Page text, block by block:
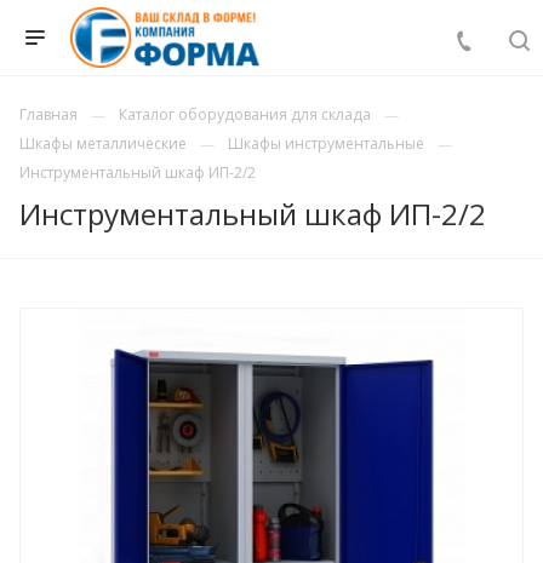
Главная
Каталог оборудования для склада
Шкафы металлические
Шкафы инструментальные
Инструментальный шкаф ИП-2/2
Инструментальный шкаф ИП-2/2